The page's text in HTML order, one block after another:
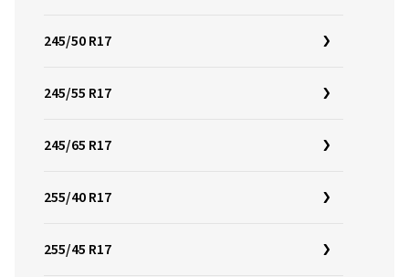
245/50 R17
245/55 R17
245/65 R17
255/40 R17
255/45 R17